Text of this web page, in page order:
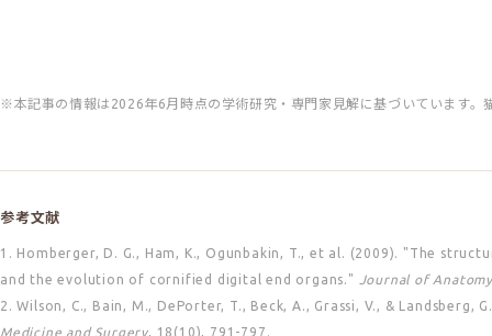
※本記事の情報は2026年6月時点の学術研究・専門家見解に基づいています
参考文献
1. Homberger, D. G., Ham, K., Ogunbakin, T., et al. (2009). "The
and the evolution of cornified digital end organs."
Journal of
2. Wilson, C., Bain, M., DePorter, T., Beck, A., Grassi, V., &
Medicine and Surgery, 18(10), 791-797.